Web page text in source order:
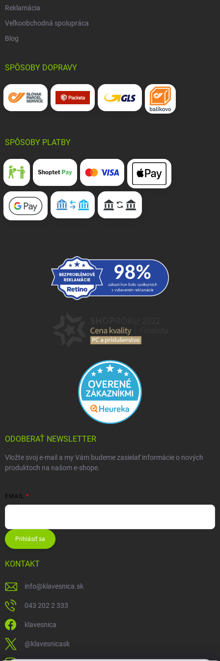
Reklamácia
Veľkoobchodná spolupráca
Blog
SPÔSOBY DOPRAVY
SPÔSOBY PLATBY
ODOBERAŤ NEWSLETTER
Vložte svoj e-mail a my Vám budeme zasielať informácie o nových
produktoch na našom e-shope.
EMAIL
Prihlásiť sa
KONTAKT
info@klavesnica.sk
043 202 2 333
klavesnica
@klavesnicask